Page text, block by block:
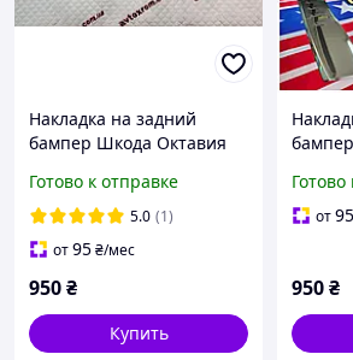
Накладка на задний
бампер Шкода Октавия
Octavia A7 2013-2019 год
ABS-матовый пластик
Готово к отправке
5.0 (1)
от95₴/мес
950₴
Купить
от95
950₴